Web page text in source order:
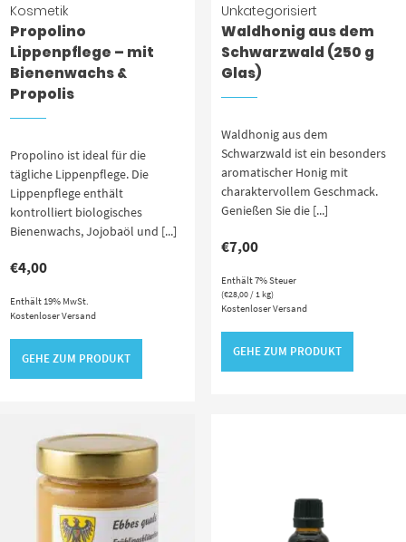
Kosmetik
Propolino
Lippenpflege – mit
Bienenwachs &
Propolis
€4,00
Enthält 19% MwSt.
Kostenloser Versand
Propolino ist ideal für die
tägliche Lippenpflege. Die
Lippenpflege enthält
kontrolliert biologisches
Bienenwachs, Jojobaöl und [...]
GEHE ZUM PRODUKT
Unkategorisiert
Waldhonig aus dem
Schwarzwald (250 g
Glas)
€7,00
Enthält 7% Steuer
(€28,00/ 1 kg)
Kostenloser Versand
Waldhonig aus dem
Schwarzwald ist ein besonders
aromatischer Honig mit
charaktervollem Geschmack.
Genießen Sie die [...]
GEHE ZUM PRODUKT